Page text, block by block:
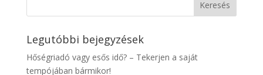
Legutóbbi bejegyzések
Hőségriadó vagy esős idő? – Tekerjen a saját
tempójában bármikor!